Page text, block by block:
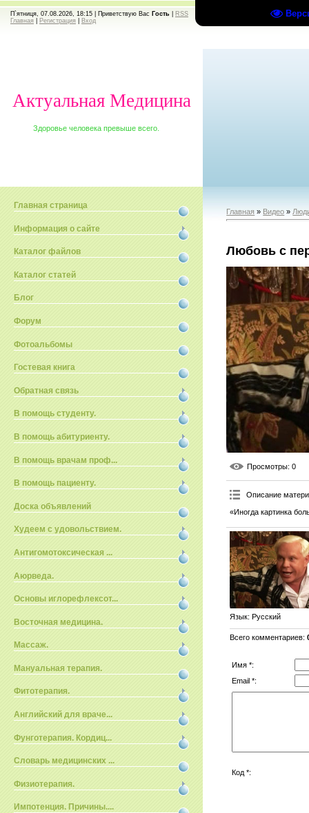
П`ятниця, 07.08.2026, 18:15 | Приветствую Вас Гость
RSS
Главная
Регистрация Вход
Актуальная Медицина
Здоровье человека превыше всего.
Главная страница
Информация о сайте
Каталог файлов
Каталог статей
Блог
Форум
Фотоальбомы
Гостевая книга
Обратная связь
В помощь студенту.
В помощь абитуриенту.
В помощь врачам проф...
В помощь пациенту.
Доска объявлений
Худеем с удовольствием.
Антигомотоксическая ...
Аюрведа.
Основы иглорефлексот...
Восточная медицина.
Массаж.
Мануальная терапия.
Фитотерапия.
Английский для враче...
Фунготерапия. Кордиц...
Словарь медицинских ...
Физиотерапия.
Импотенция. Причины....
Главная » Видео »
Любовь с
Просмотры: 0
Описание
«Иногда картинка
Язык: Русский
Всего комментариев:
Имя *:
Email *:
Код *: